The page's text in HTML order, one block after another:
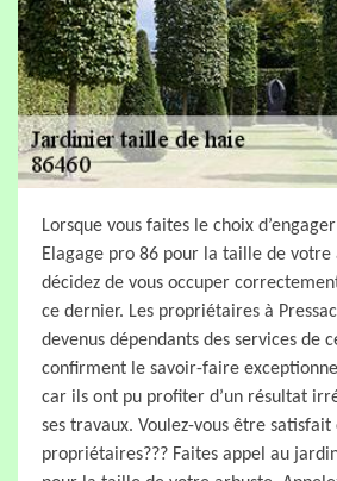
Lorsque vous faites le choix
Elagage pro 86 pour la taille de votre
décidez de vous occuper
ce dernier. Les propriétaires à
devenus dépendants des services de
confirment le savoir-faire
car ils ont pu profiter d’un résultat
ses travaux. Voulez-vous être satisfait
propriétaires??? Faites appel au